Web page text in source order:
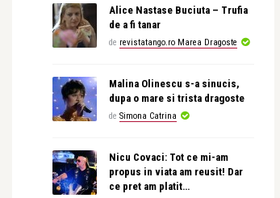
revistatango.ro Marea Dragoste
Alice Nastase Buciuta – Trufia
de a fi tanar
de revistatango.ro Marea Dragoste
Malina Olinescu s-a sinucis,
dupa o mare si trista dragoste
de Simona Catrina
Nicu Covaci: Tot ce mi-am
propus in viata am reusit! Dar
ce pret am platit…